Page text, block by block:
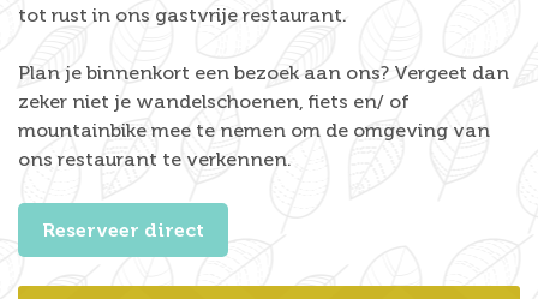
tot rust in ons gastvrije restaurant.
Plan je binnenkort een bezoek aan ons? Vergeet dan
zeker niet je wandelschoenen, fiets en/ of
mountainbike mee te nemen om de omgeving van
ons restaurant te verkennen.
Reserveer direct